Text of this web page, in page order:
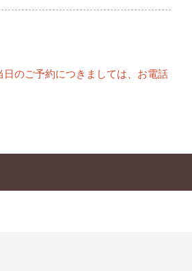
のご予約につきましては、お電話